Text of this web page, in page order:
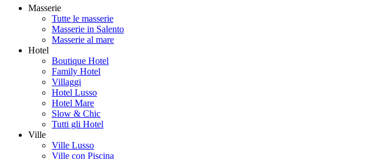
Masserie
Tutte le masserie
Masserie in Salento
Masserie al mare
Hotel
Boutique Hotel
Family Hotel
Villaggi
Hotel Lusso
Hotel Mare
Slow & Chic
Tutti gli Hotel
Ville
Ville Lusso
Ville con Piscina